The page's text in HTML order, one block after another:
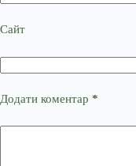
Сайт
Додати коментар *